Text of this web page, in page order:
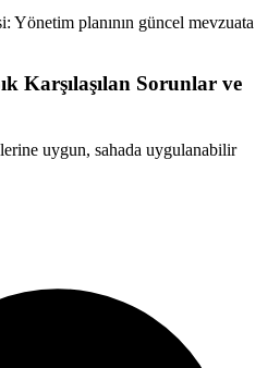
Yönetim planının güncel mevzuata
Karşılaşılan Sorunlar ve
uygun, sahada uygulanabilir